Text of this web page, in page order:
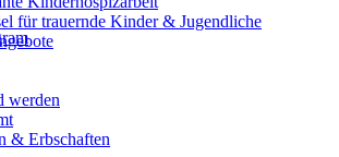
für trauernde Kinder & Jugendliche
werden
& Erbschaften